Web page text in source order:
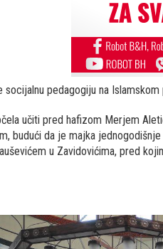
socijalnu pedagogiju na
učiti pred hafizom Merjem
budući da je majka
u Zavidovićima, pred